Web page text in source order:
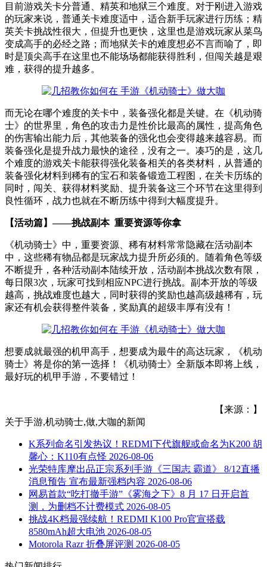
目前游戏关卡分普通、精英和地狱三个难度。对于刚进入游戏
的玩家来说，普通关卡难度适中，适合新手玩家进行历练；精
英关卡挑战性很大，但提升也更快，这里也是游戏玩家从菜鸟
变成高手的必经之路；而地狱关卡的难度想必不言而喻了，即
时是顶尖高手在这里也不能场场都能获得胜利，但闯关越是艰
难，获得的提升越多。
而无论在哪个难度的关卡中，装备强化都是关键。在《机动骑
士》的世界里，角色的攻击力是性价比最高的属性，提高角色
的伤害输出能力后，其他装备的强化也会变得越来越容易。而
装备强化是提升战力最快的途径，没有之一。凑巧的是，这几
个难度的游戏关卡能获得强化装备相关的各类材料，从普通的
装备强化材料到稀有的宝石和装备锻造工程图，在关卡历练的
同时，闯关、获得材料奖励、提升装备这三个环节在这里得到
良性循环，战力也就在不断历练中得到大幅度提升。
【活动篇】——挑战副本 重要资源等你拿
《机动骑士》中，重要资源、稀有材料常常隐藏在活动副本
中，这些稀有物品都是玩家战力提升所必须的。随着角色等级
不断提升，各种活动副本陆续开放，活动副本挑战次数有限，
每日限3次，玩家可找到相应NPC进行挑战。副本开放的等级
越高，挑战难度也越大，同时获得的奖励也越高级越稀有，玩
家还有机会获得整件装备，奖励真的超级丰厚有没有！
想要成就最强的机甲高手，想要成为最牛的高达玩家，《机动
骑士》将是你的第一选择！《机动骑士》全新版本即将上线，
最好玩的机甲手游，不要错过！
【来源：】
关于手游,机动骑士,做,大咖的新闻
K系列命名引发热议！REDMI下代旗舰或命名为K200 胡
馨心：K110有点怪 2026-08-06
光荣特库摩出品正宗系列手游《三国志 霸道》 8/12直播
消息预告 宣布最新强档内容 2026-08-06
网易首款“吃打撤手游”《雾海之下》8 月 17 日开启首
测，为删档不计费模式 2026-08-05
挑战4K档最强续航！REDMI K100 Pro官宣搭载
8580mAh超大电池 2026-08-05
Motorola Razr 折叠屏评测 2026-08-05